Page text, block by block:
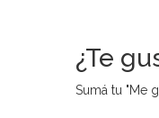
¿Te
Sumá tu "Me